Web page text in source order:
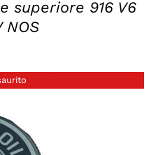
superiore 916 V6
NOS